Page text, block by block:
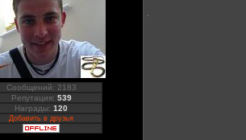
Сообщений: 2183
Репутация: 539
Награды:120
Добавить в друзья